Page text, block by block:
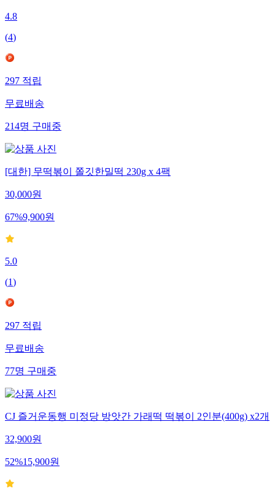
4.8
(4)
297적립
무료배송
214명구매중
[대한] 무떡볶이 쫄깃한밀떡 230g x 4팩
30,000원
67%9,900원
5.0
(1)
297적립
무료배송
77명구매중
CJ 즐거운동행 미정당 방앗간 가래떡 떡볶이 2인분(400g) x2개
32,900원
52%15,900원